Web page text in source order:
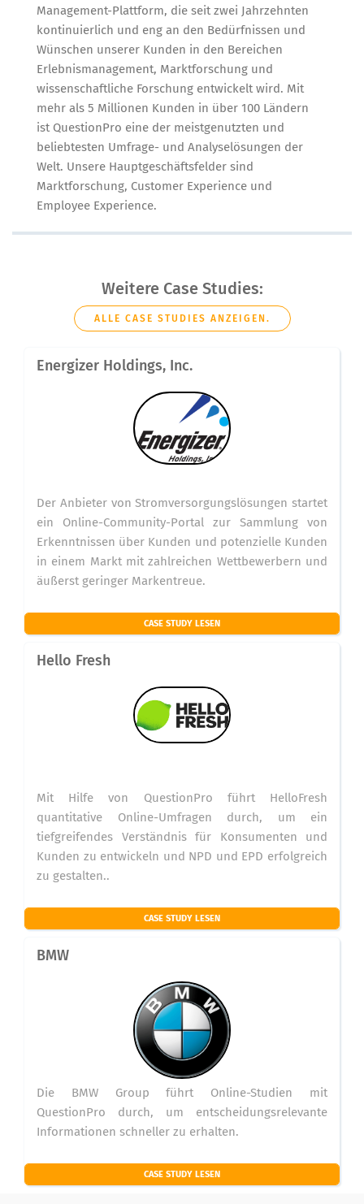
Management-Plattform, die seit zwei Jahrzehnten
kontinuierlich und eng an den Bedürfnissen und
Wünschen unserer Kunden in den Bereichen
Erlebnismanagement, Marktforschung und
wissenschaftliche Forschung entwickelt wird. Mit
mehr als 5 Millionen Kunden in über 100 Ländern
ist QuestionPro eine der meistgenutzten und
beliebtesten Umfrage- und Analyselösungen der
Welt. Unsere Hauptgeschäftsfelder sind
Marktforschung, Customer Experience und
Employee Experience.
Weitere Case Studies:
ALLE CASE STUDIES ANZEIGEN.
Energizer Holdings, Inc.
Der Anbieter von Stromversorgungslösungen startet
ein Online-Community-Portal zur Sammlung von
Erkenntnissen über Kunden und potenzielle Kunden
in einem Markt mit zahlreichen Wettbewerbern und
äußerst geringer Markentreue.
CASE STUDY LESEN
Hello Fresh
Mit Hilfe von QuestionPro führt HelloFresh
quantitative Online-Umfragen durch, um ein
tiefgreifendes Verständnis für Konsumenten und
Kunden zu entwickeln und NPD und EPD erfolgreich
zu gestalten..
CASE STUDY LESEN
BMW
Die BMW Group führt Online-Studien mit
QuestionPro durch, um entscheidungsrelevante
Informationen schneller zu erhalten.
CASE STUDY LESEN